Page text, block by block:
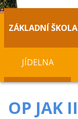
ZÁKLADNÍ ŠKOLA
JÍDELNA
OP JAK II